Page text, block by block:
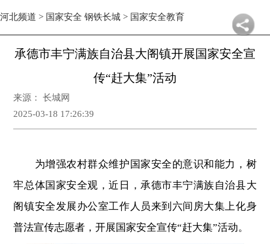
河北频道 > 国家安全 钢铁长城 > 国家安全教育
承德市丰宁满族自治县大阁镇开展国家安全宣
传“赶大集”活动
来源： 长城网
2025-03-18 17:26:39
为增强农村群众维护国家安全的意识和能力，树
牢总体国家安全观，近日，承德市丰宁满族自治县大
阁镇安全发展办公室工作人员来到六间房大集上化身
普法宣传志愿者，开展国家安全宣传“赶大集”活动。